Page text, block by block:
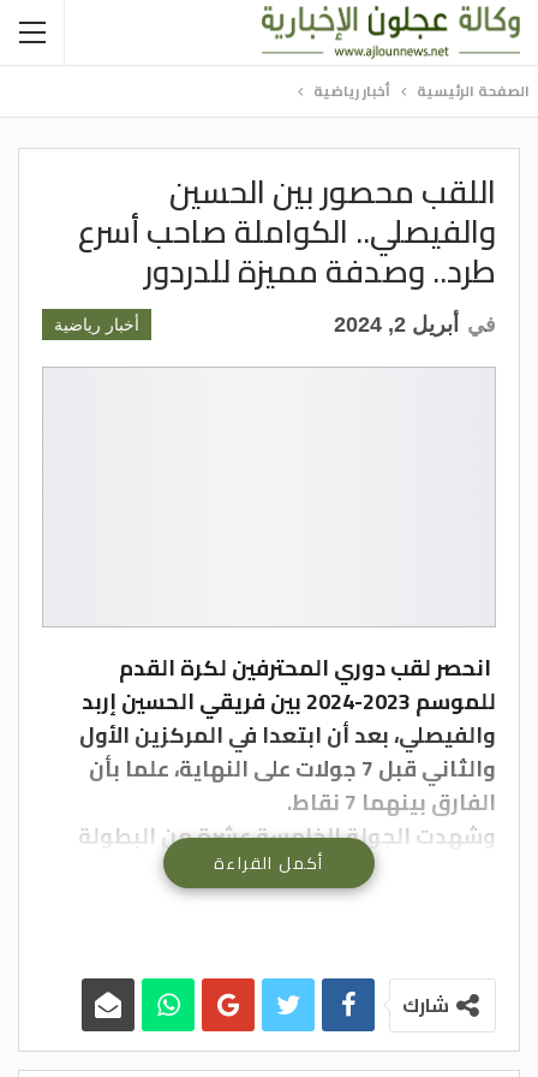
الصفحة الرئيسية أخبار رياضية
اللقب محصور بين الحسين
والفيصلي.. الكواملة صاحب أسرع
طرد.. وصدفة مميزة للدردور
أخبار رياضية في أبريل 2, 2024
انحصر لقب دوري المحترفين لكرة القدم
للموسم 2023-2024 بين فريقي الحسين إربد
والفيصلي، بعد أن ابتعدا في المركزين الأول
والثاني قبل 7 جولات على النهاية، علما بأن
الفارق بينهما 7 نقاط.
وشهدت الجولة الخامسة عشرة من البطولة
وتفوق السلط على سحاب (2-1)، وتجاوز الحسين
الأردن (2-0)، وتعادل الجليل مع الأهلي (1-1)،
وفوز الفيصلي على الوحدات (2-0).
وتستعرض “الغد”، في سياق التقرير الآتي، أبرز
أكمل القراءة
شارك